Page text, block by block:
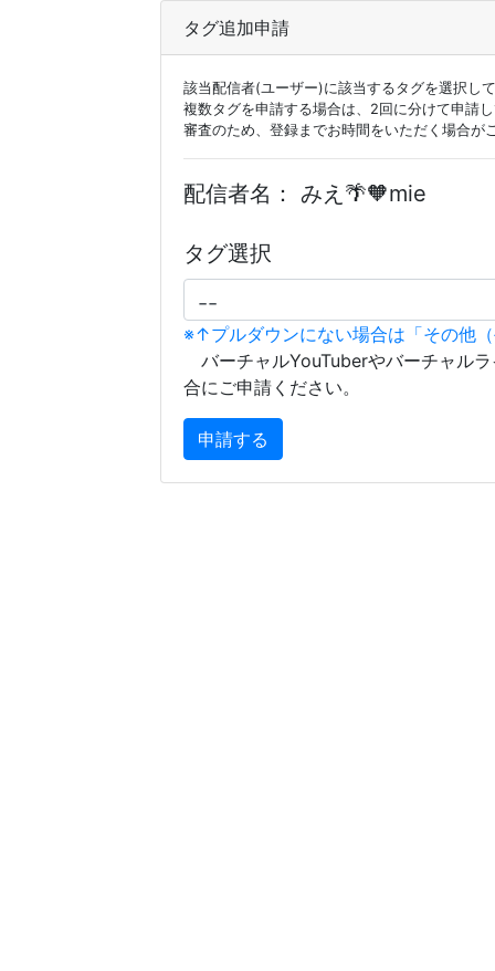
タグ追加申請
該当配信者(ユーザー)に該当するタグを選択し
複数タグを申請する場合は、2回に分けて申請
審査のため、登録までお時間をいただく場合が
配信者名： みえ🌴🧡mie
タグ選択
※↑プルダウンにない場合は「その他
バーチャルYouTuberやバーチャル
合にご申請ください。
申請する